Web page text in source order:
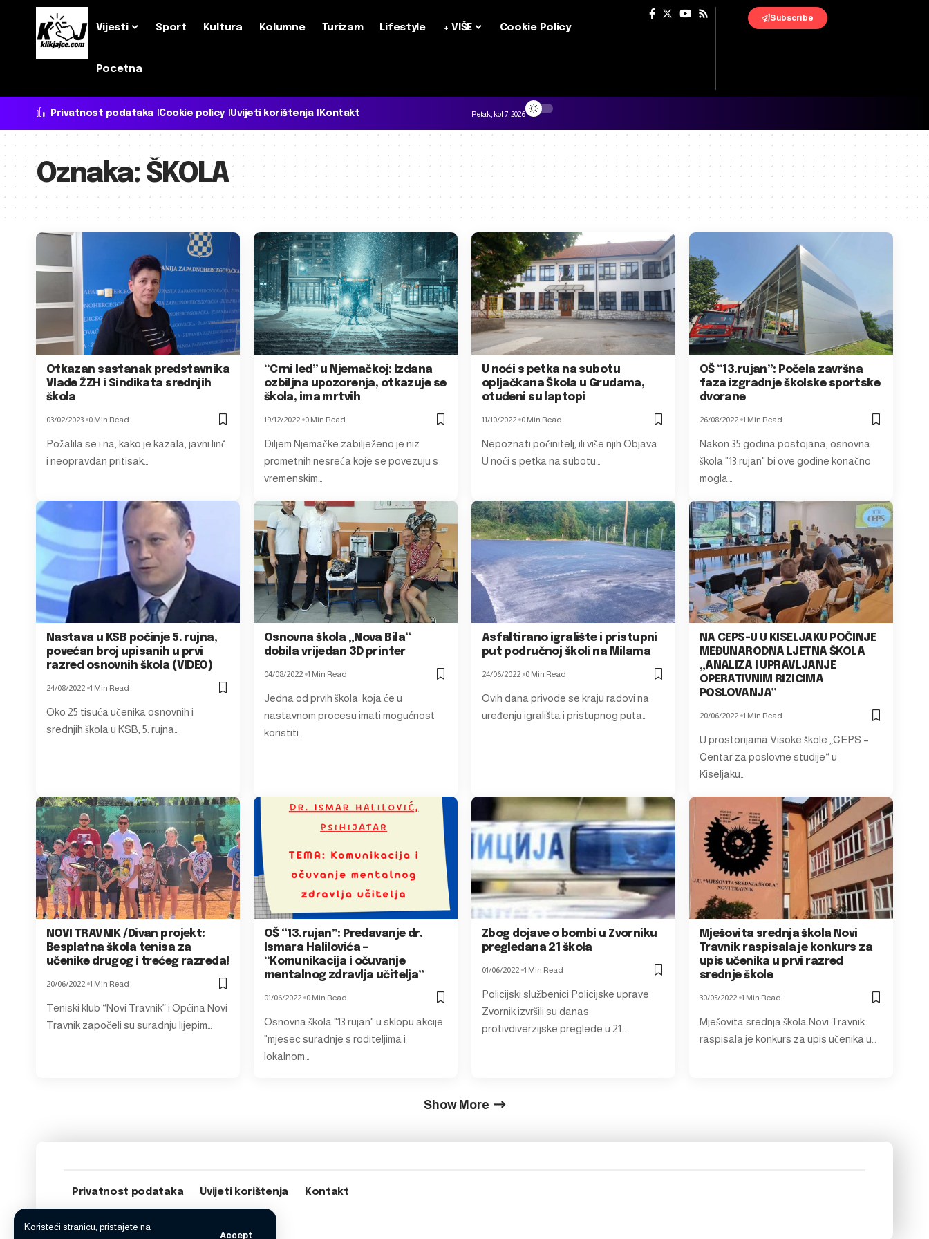
Koristeći stranicu, pristajete na
Accept
Vijesti Sport Kultura Kolumne Turizam Lifestyle + VIŠE Cookie Policy
Pocetna
Subscribe
Privatnost podataka Cookie policy Uvijeti korištenja Kontakt Petak, kol 7, 2026
Oznaka: ŠKOLA
Otkazan sastanak predstavnika
Vlade ŽZH i Sindikata srednjih
škola
03/02/2023 0 Min Read
Požalila se i na, kako je kazala, javni linč
i neopravdan pritisak…
“Crni led” u Njemačkoj: Izdana
ozbiljna upozorenja, otkazuje se
škola, ima mrtvih
19/12/2022 0 Min Read
Diljem Njemačke zabilježeno je niz
prometnih nesreća koje se povezuju s
vremenskim…
U noći s petka na subotu
opljačkana Škola u Grudama,
otuđeni su laptopi
11/10/2022 0 Min Read
Nepoznati počinitelj, ili više njih Objava
U noći s petka na subotu…
OŠ “13.rujan”: Počela završna
faza izgradnje školske sportske
dvorane
26/08/2022 1 Min Read
Nakon 35 godina postojana, osnovna
škola "13.rujan" bi ove godine konačno
mogla…
Nastava u KSB počinje 5. rujna,
povećan broj upisanih u prvi
razred osnovnih škola (VIDEO)
24/08/2022 1 Min Read
Oko 25 tisuća učenika osnovnih i
srednjih škola u KSB, 5. rujna…
Osnovna škola „Nova Bila“
dobila vrijedan 3D printer
04/08/2022 1 Min Read
Jedna od prvih škola koja će u
nastavnom procesu imati mogućnost
koristiti…
Asfaltirano igralište i pristupni
put područnoj školi na Milama
24/06/2022 0 Min Read
Ovih dana privode se kraju radovi na
uređenju igrališta i pristupnog puta…
NA CEPS-U U KISELJAKU POČINJE
MEĐUNARODNA LJETNA ŠKOLA
„ANALIZA I UPRAVLJANJE
OPERATIVNIM RIZICIMA
POSLOVANJA”
20/06/2022 1 Min Read
U prostorijama Visoke škole „CEPS –
Centar za poslovne studije“ u
Kiseljaku…
NOVI TRAVNIK /Divan projekt:
Besplatna škola tenisa za
učenike drugog i trećeg razreda!
20/06/2022 1 Min Read
Teniski klub “Novi Travnik” i Općina Novi
Travnik započeli su suradnju lijepim…
OŠ “13.rujan”: Predavanje dr.
Ismara Halilovića –
“Komunikacija i očuvanje
mentalnog zdravlja učitelja”
01/06/2022 0 Min Read
Osnovna škola "13.rujan" u sklopu akcije
"mjesec suradnje s roditeljima i
lokalnom…
Zbog dojave o bombi u Zvorniku
pregledana 21 škola
01/06/2022 1 Min Read
Policijski službenici Policijske uprave
Zvornik izvršili su danas
protivdiverzijske preglede u 21…
Mješovita srednja škola Novi
Travnik raspisala je konkurs za
upis učenika u prvi razred
srednje škole
30/05/2022 1 Min Read
Mješovita srednja škola Novi Travnik
raspisala je konkurs za upis učenika u…
Show More
Privatnost podataka Uvijeti korištenja Kontakt